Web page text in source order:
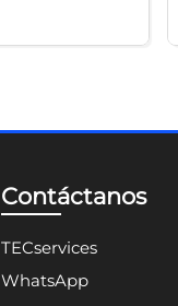
Contáctanos
TECservices
WhatsApp